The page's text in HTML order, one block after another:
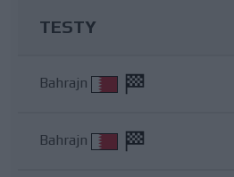
TESTY
Bahrajn
Bahrajn